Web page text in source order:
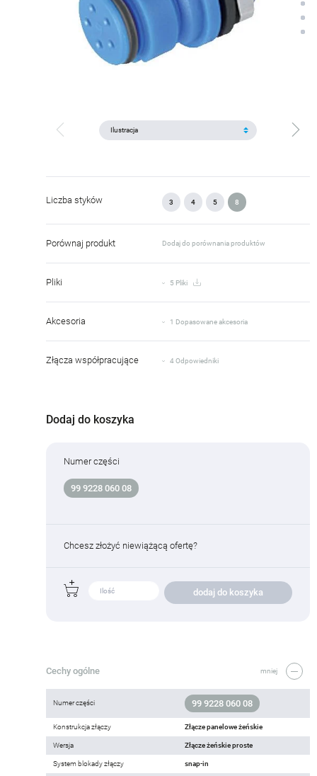
Liczba styków 3 4 5 8
Porównaj produkt Dodaj do porównania produktów
Pliki 5 Pliki
Akcesoria 1 Dopasowane akcesoria
Złącza współpracujące 4 Odpowiedniki
Dodaj do koszyka
Numer części
99 9228 060 08
Chcesz złożyć niewiążącą ofertę?
dodaj do koszyka
Cechy ogólne mniej
Numer części 99 9228 060 08
Konstrukcja złączy Złącze panelowe żeńskie
Wersja Złącze żeńskie proste
System blokady złączy snap-in